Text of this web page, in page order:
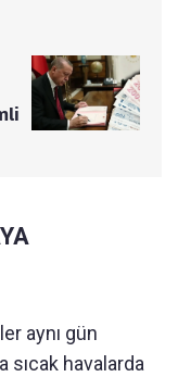
aynı gün
sıcak havalarda